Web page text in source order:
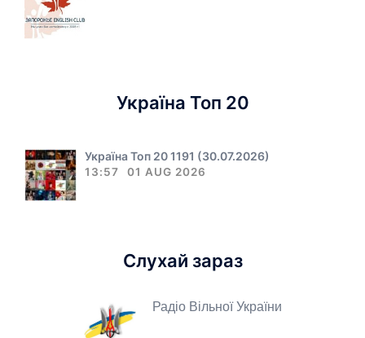
Україна Топ 20
Україна Топ 20 1191 (30.07.2026)
13:57 01 AUG 2026
Слухай зараз
Радіо Вільної України